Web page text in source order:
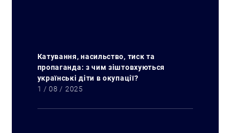
Катування, насильство, тиск та
пропаганда: з чим зіштовхуються
українські діти в окупації?
1 / 08 / 2025